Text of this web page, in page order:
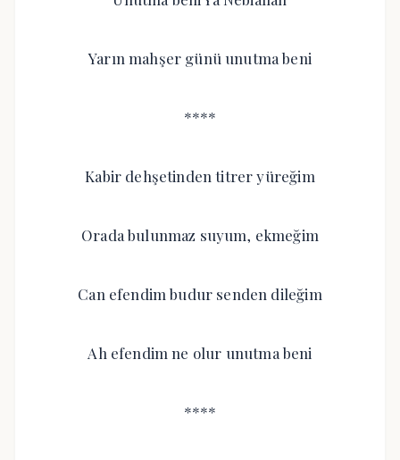
Yarın mahşer günü unutma beni
****
Kabir dehşetinden titrer yüreğim
Orada bulunmaz suyum, ekmeğim
Can efendim budur senden dileğim
Ah efendim ne olur unutma beni
****